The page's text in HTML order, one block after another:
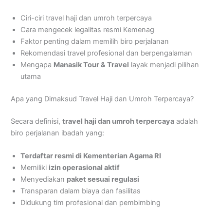
Ciri-ciri travel haji dan umroh terpercaya
Cara mengecek legalitas resmi Kemenag
Faktor penting dalam memilih biro perjalanan
Rekomendasi travel profesional dan berpengalaman
Mengapa Manasik Tour & Travel layak menjadi pilihan
utama
Apa yang Dimaksud Travel Haji dan Umroh Terpercaya?
Secara definisi,travel haji dan umroh terpercaya adalah
biro perjalanan ibadah yang:
Terdaftar resmi di Kementerian Agama RI
Memiliki izin operasional aktif
Menyediakan paket sesuai regulasi
Transparan dalam biaya dan fasilitas
Didukung tim profesional dan pembimbing